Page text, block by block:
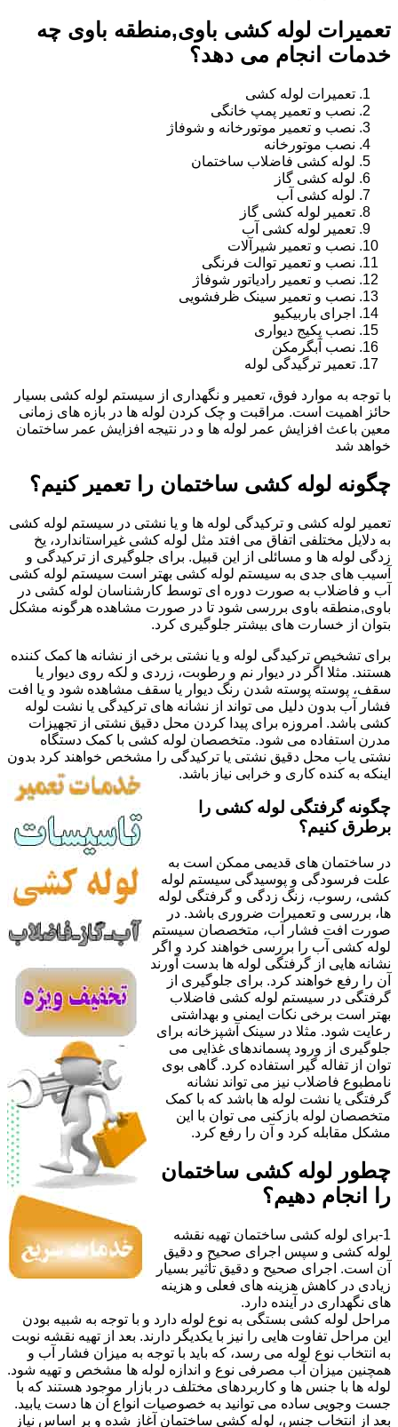
تعمیرات لوله کشی باوی,منطقه باوی چه
خدمات انجام می دهد؟
تعمیرات لوله کشی
نصب و تعمیر پمپ خانگی
نصب و تعمیر موتورخانه و شوفاژ
نصب موتورخانه
لوله کشی فاضلاب ساختمان
لوله کشی گاز
لوله کشی آب
تعمیر لوله کشی گاز
تعمیر لوله کشی آب
نصب و تعمیر شیرآلات
نصب و تعمیر توالت فرنگی
نصب و تعمیر رادیاتور شوفاژ
نصب و تعمیر سینک ظرفشویی
اجرای باربیکیو
نصب پکیج دیواری
نصب آبگرمکن
تعمیر ترگیدگی لوله
با توجه به موارد فوق، تعمیر و نگهداری از سیستم لوله کشی بسیار
حائز اهمیت است. مراقبت و چک کردن لوله ها در بازه های زمانی
معین باعث افزایش عمر لوله ها و در نتیجه افزایش عمر ساختمان
خواهد شد
چگونه لوله کشی ساختمان را تعمیر کنیم؟
تعمیر لوله کشی و ترکیدگی لوله ها و یا نشتی در سیستم لوله کشی
به دلایل مختلفی اتفاق می افتد مثل لوله کشی غیراستاندارد، یخ
زدگی لوله ها و مسائلی از این قبیل. برای جلوگیری از ترکیدگی و
آسیب های جدی به سیستم لوله کشی بهتر است سیستم لوله کشی
آب و فاضلاب به صورت دوره ای توسط کارشناسان لوله کشی در
باوی,منطقه باوی بررسی شود تا در صورت مشاهده هرگونه مشکل
بتوان از خسارت های بیشتر جلوگیری کرد.
برای تشخیص ترکیدگی لوله و یا نشتی برخی از نشانه ها کمک کننده
هستند. مثلا اگر در دیوار نم و رطوبت، زردی و لکه روی دیوار یا
سقف، پوسته پوسته شدن رنگ دیوار یا سقف مشاهده شود و یا افت
فشار آب بدون دلیل می تواند از نشانه های ترکیدگی یا نشت لوله
کشی باشد. امروزه برای پیدا کردن محل دقیق نشتی از تجهیزات
مدرن استفاده می شود. متخصصان لوله کشی با کمک دستگاه
نشتی یاب محل دقیق نشتی یا ترکیدگی را مشخص خواهند کرد بدون
اینکه به کنده کاری و خرابی نیاز باشد.
چگونه گرفتگی لوله کشی را
برطرق کنیم؟
در ساختمان های قدیمی ممکن است به
علت فرسودگی و پوسیدگی سیستم لوله
کشی، رسوب، زنگ زدگی و گرفتگی لوله
ها، بررسی و تعمیرات ضروری باشد. در
صورت افت فشار آب، متخصصان سیستم
لوله کشی آب را بررسی خواهند کرد و اگر
نشانه هایی از گرفتگی لوله ها بدست آورند
آن را رفع خواهند کرد. برای جلوگیری از
گرفتگی در سیستم لوله کشی فاضلاب
بهتر است برخی نکات ایمنی و بهداشتی
رعایت شود. مثلا در سینک آشپزخانه برای
جلوگیری از ورود پسماندهای غذایی می
توان از تفاله گیر استفاده کرد. گاهی بوی
نامطبوع فاضلاب نیز می تواند نشانه
گرفتگی یا نشت لوله ها باشد که با کمک
متخصصان لوله بازکنی می توان با این
مشکل مقابله کرد و آن را رفع کرد.
چطور لوله کشی ساختمان
را انجام دهیم؟
1-برای لوله کشی ساختمان تهیه نقشه
لوله کشی و سپس اجرای صحیح و دقیق
آن است. اجرای صحیح و دقیق تأثیر بسیار
زیادی در کاهش هزینه های فعلی و هزینه
های نگهداری در آینده دارد.
مراحل لوله کشی بستگی به نوع لوله دارد و با توجه به شبیه بودن
این مراحل تفاوت هایی را نیز با یکدیگر دارند. بعد از تهیه نقشه نوبت
به انتخاب نوع لوله می رسد، که باید با توجه به میزان فشار آب و
همچنین میزان آب مصرفی نوع و اندازه لوله ها مشخص و تهیه شود.
لوله ها با جنس ها و کاربردهای مختلف در بازار موجود هستند که با
جست وجویی ساده می توانید به خصوصیات انواع آن ها دست یابید.
بعد از انتخاب جنس، لوله کشی ساختمان آغاز شده و بر اساس نیاز